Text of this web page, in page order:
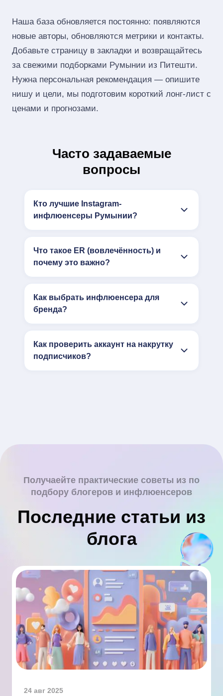
Наша база обновляется постоянно: появляются
новые авторы, обновляются метрики и контакты.
Добавьте страницу в закладки и возвращайтесь
за свежими подборками Румынии из Питешти.
Нужна персональная рекомендация — опишите
нишу и цели, мы подготовим короткий лонг‑лист с
ценами и прогнозами.
Часто задаваемые
вопросы
Кто лучшие Instagram-
инфлюенсеры Румынии?
Что такое ER (вовлечённость) и
почему это важно?
Как выбрать инфлюенсера для
бренда?
Как проверить аккаунт на накрутку
подписчиков?
Получаейте практические советы из по
подбору блогеров и инфлюенсеров
Последние статьи из
блога
24 авг 2025